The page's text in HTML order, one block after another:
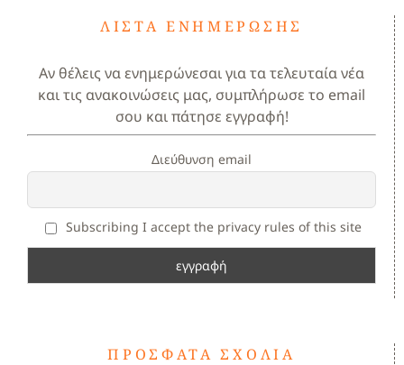
ΛΊΣΤΑ ΕΝΗΜΈΡΩΣΗΣ
Αν θέλεις να ενημερώνεσαι για τα τελευταία νέα
και τις ανακοινώσεις μας, συμπλήρωσε το email
σου και πάτησε εγγραφή!
Διεύθυνση email
Subscribing I accept the privacy rules of this site
ΠΡΌΣΦΑΤΑ ΣΧΌΛΙΑ